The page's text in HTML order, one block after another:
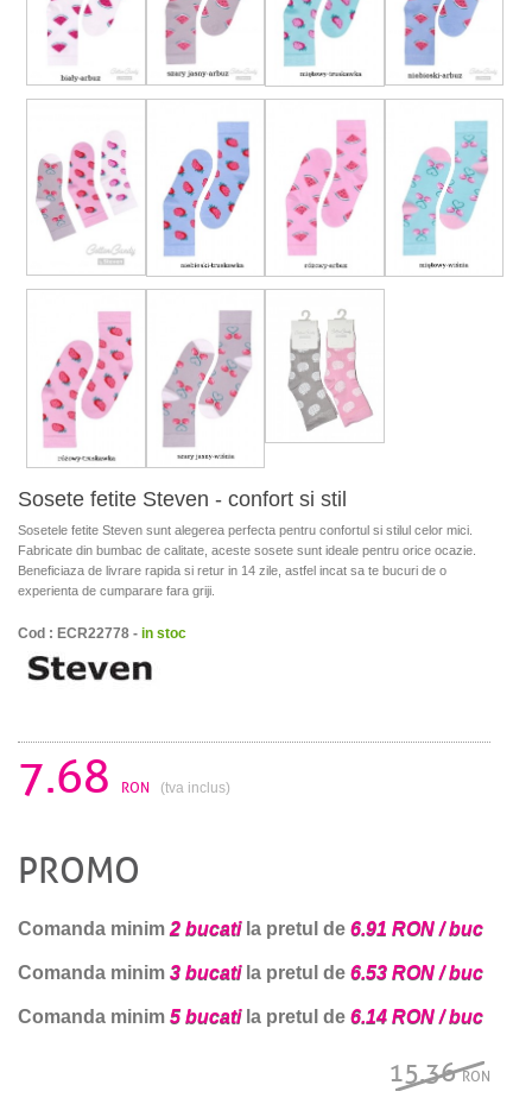
Sosete fetite Steven - confort si stil
Sosetele fetite Steven sunt alegerea perfecta pentru confortul si stilul celor mici.
Fabricate din bumbac de calitate, aceste sosete sunt ideale pentru orice ocazie.
Beneficiaza de livrare rapida si retur in 14 zile, astfel incat sa te bucuri de o
experienta de cumparare fara griji.
Cod : ECR22778 - in stoc
7.68 RON (tva inclus)
PROMO
Comanda minim2 bucatila pretul de 6.91 RON / buc
Comanda minim 3 bucatila pretul de 6.53 RON / buc
Comanda minim 5 bucatila pretul de 6.14 RON / buc
15.36RON